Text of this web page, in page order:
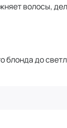
волосы,
блонда до